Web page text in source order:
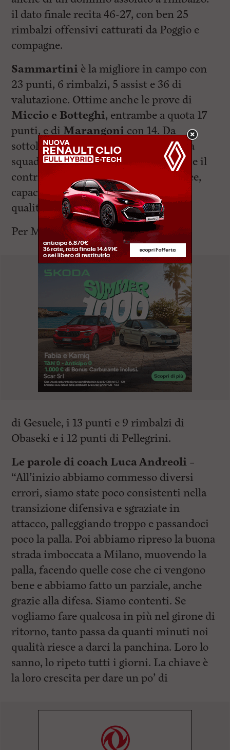
il dato finale recita 46-27, con ben 25
rimbalzi offensivi catturati da Poggio e
compagne.
Sammartini è la migliore in campo con
23 punti, 6 rimbalzi, 5 assist e 36 di
valutazione. Ottime anche le prove di
Miccio e Botteghi, entrambe a quota 17
punti, e diMarangonicon 14. Da
sottolineare la prestazione corale della
squadra, con nove giocatrici a referto e il
contributo prezioso delle seconde linee,
capaci di garantire minuti di grande
qualità.
Per Moncalieri spiccano i 17 punti
di Gesuele, i 13 punti e 9 rimbalzi di
Obaseki e i 12 punti di Pellegrini.
Le parole di coach Luca Andreoli –
“All’inizio abbiamo commesso diversi
errori, siamo state poco consistenti nella
transizione difensiva e sgraziate in
attacco, palleggiando troppo e passandoci
poco la palla. Poi abbiamo ripreso la buona
strada imboccata a Milano, muovendo la
palla, facendo quelle cose che ci vengono
bene e abbiamo fatto un parziale, anche
grazie alla difesa. Siamo contenti. Se
vogliamo fare qualcosa in più nel girone di
ritorno, tanto passa da quanti minuti noi
qualità riesce a darci la panchina. Loro lo
sanno, lo ripeto tutti i giorni. La chiave è
la loro crescita per dare un po’ di